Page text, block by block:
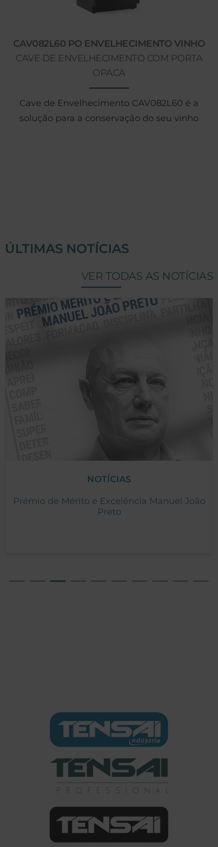
CAV082L60 PO ENVELHECIMENTO VINHO
CAVE DE ENVELHECIMENTO COM PORTA
OPACA
Cave de Envelhecimento CAV082L60 é a
solução para a conservação do seu vinho
ÚLTIMAS NOTÍCIAS
VER TODAS AS NOTÍCIAS
NOTÍCIAS
Prémio de Mérito e Excelência Manuel João
Preto